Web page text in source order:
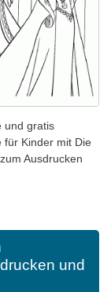
und gratis
für Kinder mit Die
Ausdrucken
und